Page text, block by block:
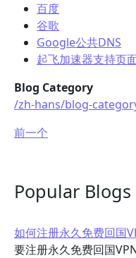
百度
谷歌
Google公共DNS
起飞加速器支持页
Blog Category
/zh-hans/blog-
前一个
Popular Blogs
如何注册永久免费回国
要注册永久免费回国